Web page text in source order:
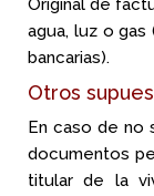
Original de
agua, luz o
bancarias).
Otros
En caso de no
documentos
titular de la